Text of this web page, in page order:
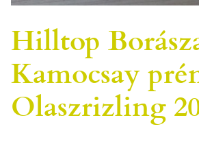
Hilltop
Kamocsay
Olaszrizling